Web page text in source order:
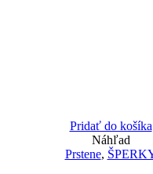
Pridať do košíka
Náhľad
Prstene,